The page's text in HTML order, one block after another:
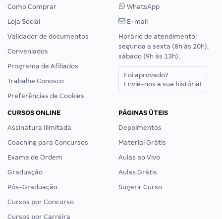
Como Comprar
Loja Social
Validador de documentos
Conveniados
Programa de Afiliados
Trabalhe Conosco
Preferências de Cookies
WhatsApp
E-mail
Horário de atendimento:
segunda a sexta (8h às 20h),
sábado (9h às 13h).
Foi aprovado?
Envie-nos a sua história!
CURSOS ONLINE
Assinatura Ilimitada
Coaching para Concursos
Exame de Ordem
Graduação
Pós-Graduação
Cursos por Concurso
Cursos por Carreira
PÁGINAS ÚTEIS
Depoimentos
Material Grátis
Aulas ao Vivo
Aulas Grátis
Sugerir Curso